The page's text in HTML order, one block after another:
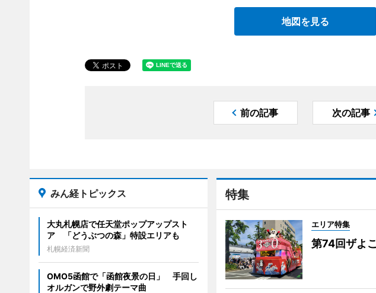
地図を見る
前の記事 次の記事
特集
エリア特集
第74回ザよ
みん経トピックス
大丸札幌店で任天堂ポップアップスト
ア 「どうぶつの森」特設エリアも
札幌経済新聞
OMO5函館で「函館夜景の日」 手回し
オルガンで野外劇テーマ曲